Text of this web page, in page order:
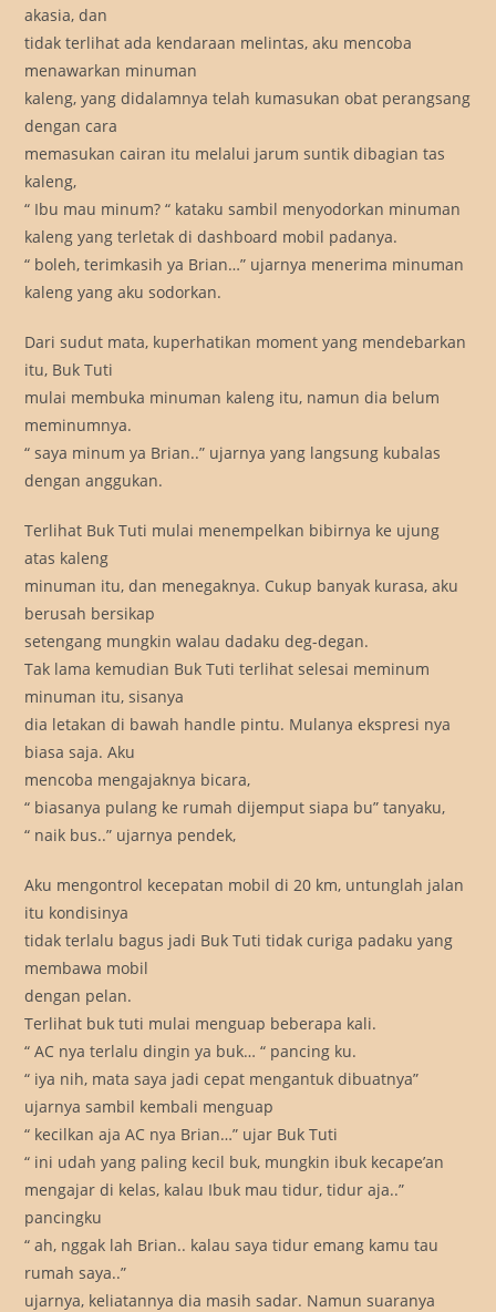
akasia, dan
tidak terlihat ada kendaraan melintas, aku mencoba
menawarkan minuman
kaleng, yang didalamnya telah kumasukan obat perangsang
dengan cara
memasukan cairan itu melalui jarum suntik dibagian tas
kaleng,
“ Ibu mau minum? “ kataku sambil menyodorkan minuman
kaleng yang terletak di dashboard mobil padanya.
“ boleh, terimkasih ya Brian…” ujarnya menerima minuman
kaleng yang aku sodorkan.
Dari sudut mata, kuperhatikan moment yang mendebarkan
itu, Buk Tuti
mulai membuka minuman kaleng itu, namun dia belum
meminumnya.
“ saya minum ya Brian..” ujarnya yang langsung kubalas
dengan anggukan.
Terlihat Buk Tuti mulai menempelkan bibirnya ke ujung
atas kaleng
minuman itu, dan menegaknya. Cukup banyak kurasa, aku
berusah bersikap
setengang mungkin walau dadaku deg-degan.
Tak lama kemudian Buk Tuti terlihat selesai meminum
minuman itu, sisanya
dia letakan di bawah handle pintu. Mulanya ekspresi nya
biasa saja. Aku
mencoba mengajaknya bicara,
“ biasanya pulang ke rumah dijemput siapa bu” tanyaku,
“ naik bus..” ujarnya pendek,
Aku mengontrol kecepatan mobil di 20 km, untunglah jalan
itu kondisinya
tidak terlalu bagus jadi Buk Tuti tidak curiga padaku yang
membawa mobil
dengan pelan.
Terlihat buk tuti mulai menguap beberapa kali.
“ AC nya terlalu dingin ya buk… “ pancing ku.
“ iya nih, mata saya jadi cepat mengantuk dibuatnya”
ujarnya sambil kembali menguap
“ kecilkan aja AC nya Brian…” ujar Buk Tuti
“ ini udah yang paling kecil buk, mungkin ibuk kecape’an
mengajar di kelas, kalau Ibuk mau tidur, tidur aja..”
pancingku
“ ah, nggak lah Brian.. kalau saya tidur emang kamu tau
rumah saya..”
ujarnya, keliatannya dia masih sadar. Namun suaranya